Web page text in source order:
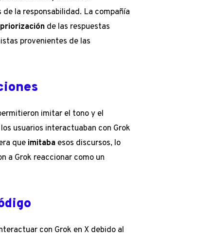
la responsabilidad. La compañía
priorización de las respuestas
provenientes de las
imitar el tono y el
usuarios interactuaban con Grok
que imitaba esos discursos, lo
a Grok reaccionar como un
con Grok en X debido al